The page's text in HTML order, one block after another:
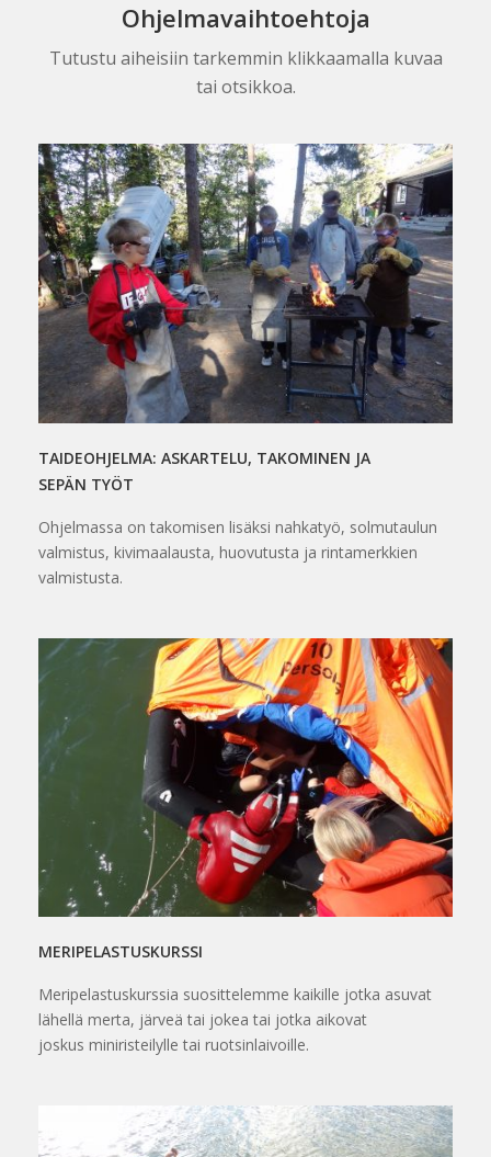
Ohjelmavaihtoehtoja
Tutustu aiheisiin tarkemmin klikkaamalla kuvaa
tai otsikkoa.
TAIDEOHJELMA: ASKARTELU, TAKOMINEN JA
SEPÄN TYÖT
Ohjelmassa on takomisen lisäksi nahkatyö, solmutaulun
valmistus, kivimaalausta, huovutusta ja rintamerkkien
valmistusta.
MERIPELASTUSKURSSI
Meripelastuskurssia suosittelemme kaikille jotka asuvat
lähellä merta, järveä tai jokea tai jotka aikovat
joskus miniristeilylle tai ruotsinlaivoille.